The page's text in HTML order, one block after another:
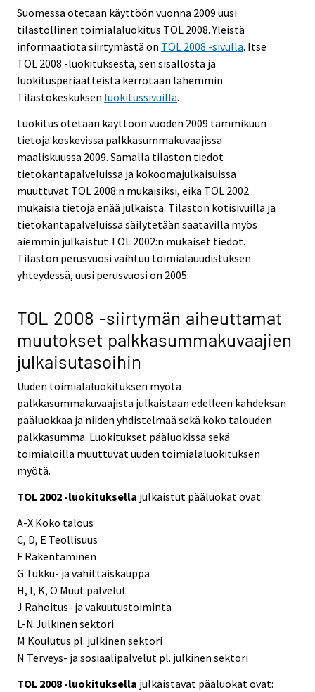
Suomessa otetaan käyttöön vuonna 2009 uusi
tilastollinen toimialaluokitus TOL 2008. Yleistä
informaatiota siirtymästä on TOL 2008 -sivulla. Itse
TOL 2008 -luokituksesta, sen sisällöstä ja
luokitusperiaatteista kerrotaan lähemmin
Tilastokeskuksen luokitussivuilla.
Luokitus otetaan käyttöön vuoden 2009 tammikuun
tietoja koskevissa palkkasummakuvaajissa
maaliskuussa 2009. Samalla tilaston tiedot
tietokantapalveluissa ja kokoomajulkaisuissa
muuttuvat TOL 2008:n mukaisiksi, eikä TOL 2002
mukaisia tietoja enää julkaista. Tilaston kotisivuilla ja
tietokantapalveluissa säilytetään saatavilla myös
aiemmin julkaistut TOL 2002:n mukaiset tiedot.
Tilaston perusvuosi vaihtuu toimialauudistuksen
yhteydessä, uusi perusvuosi on 2005.
TOL 2008 -siirtymän aiheuttamat
muutokset palkkasummakuvaajien
julkaisutasoihin
Uuden toimialaluokituksen myötä
palkkasummakuvaajista julkaistaan edelleen kahdeksan
pääluokkaa ja niiden yhdistelmää sekä koko talouden
palkkasumma. Luokitukset pääluokissa sekä
toimialoilla muuttuvat uuden toimialaluokituksen
myötä.
TOL 2002 -luokituksella julkaistut pääluokat ovat:
A-X Koko talous
C, D, E Teollisuus
F Rakentaminen
G Tukku- ja vähittäiskauppa
H, I, K, O Muut palvelut
J Rahoitus- ja vakuutustoiminta
L-N Julkinen sektori
M Koulutus pl. julkinen sektori
N Terveys- ja sosiaalipalvelut pl. julkinen sektori
TOL 2008 -luokituksella julkaistavat pääluokat ovat: